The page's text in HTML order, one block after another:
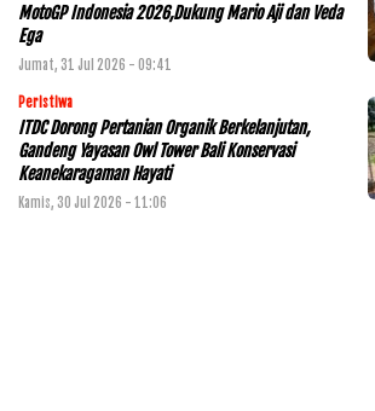
MotoGP Indonesia 2026,Dukung Mario Aji dan Veda
Ega
Jumat, 31 Jul 2026 - 09:41
Peristiwa
ITDC Dorong Pertanian Organik Berkelanjutan,
Gandeng Yayasan Owl Tower Bali Konservasi
Keanekaragaman Hayati
Kamis, 30 Jul 2026 - 11:06